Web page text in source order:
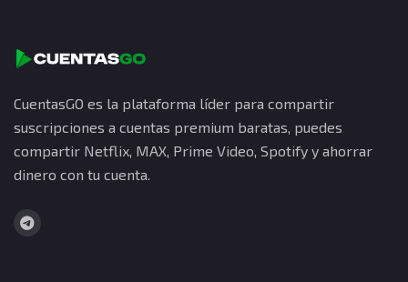
CuentasGO es la plataforma líder para compartir
suscripciones a cuentas premium baratas, puedes
compartir Netflix, MAX, Prime Video, Spotify y ahorrar
dinero con tu cuenta.